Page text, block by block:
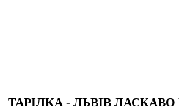
ТАРІЛКА - ЛЬВІВ